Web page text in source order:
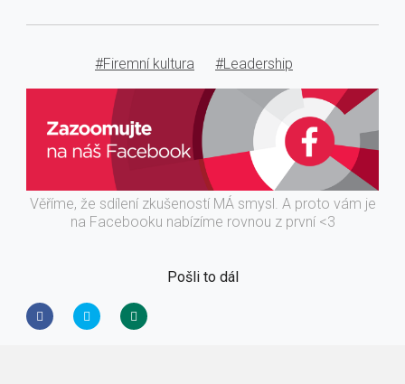
#Firemní kultura #Leadership
Věříme, že sdílení zkušeností MÁ smysl. A proto vám je
na Facebooku nabízíme rovnou z první <3
Pošli to dál